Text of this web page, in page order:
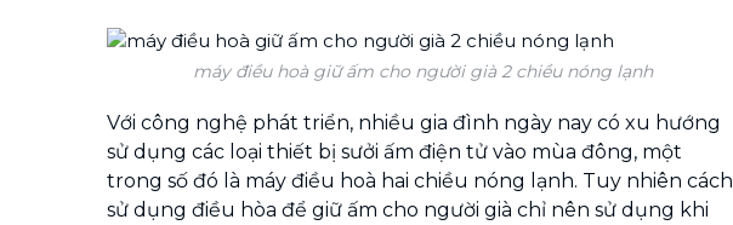
máy điều hoà giữ ấm cho người già 2 chiều nóng lạnh
Với công nghệ phát triển, nhiều gia đình ngày nay có xu hướng
sử dụng các loại thiết bị sưởi ấm điện tử vào mùa đông, một
trong số đó là máy điều hoà hai chiều nóng lạnh. Tuy nhiên cách
sử dụng điều hòa để giữ ấm cho người già chỉ nên sử dụng khi